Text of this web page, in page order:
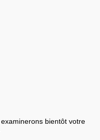
bientôt votre